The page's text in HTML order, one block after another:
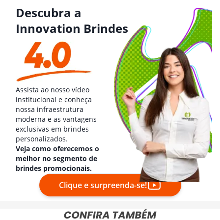
Descubra a
Innovation Brindes
Assista ao nosso vídeo
institucional e conheça
nossa infraestrutura
moderna e as vantagens
exclusivas em brindes
personalizados.
Veja como oferecemos o
melhor no segmento de
brindes promocionais.
Clique e surpreenda-se!